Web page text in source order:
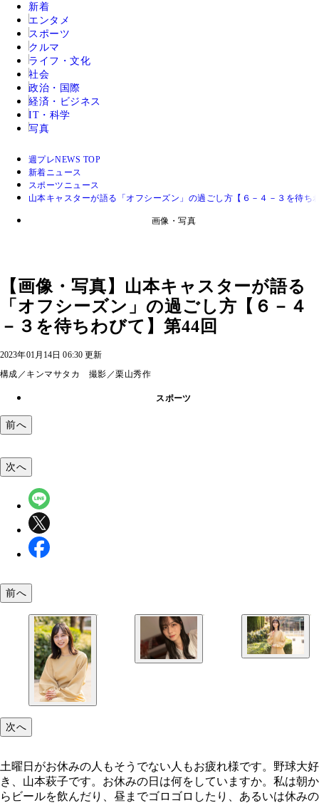
新着
エンタメ
スポーツ
クルマ
ライフ・文化
社会
政治・国際
経済・ビジネス
IT・科学
写真
週プレNEWS TOP
新着ニュース
スポーツニュース
山本キャスターが語る「オフシーズン」の過ごし方【６－４－３を待ち
画像・写真
【画像・写真】山本キャスターが語る
「オフシーズン」の過ごし方【６－４
－３を待ちわびて】第44回
2023年01月14日 06:30 更新
構成／キンマサタカ 撮影／栗山秀作
スポーツ
前へ
私にとっての自主トレはメイクです……(笑)
次へ
前へ
次へ
土曜日がお休みの人もそうでない人もお疲れ様です。野球大好
き、山本萩子です。お休みの日は何をしていますか。私は朝か
らビールを飲んだり、昼までゴロゴロしたり、あるいは休みの